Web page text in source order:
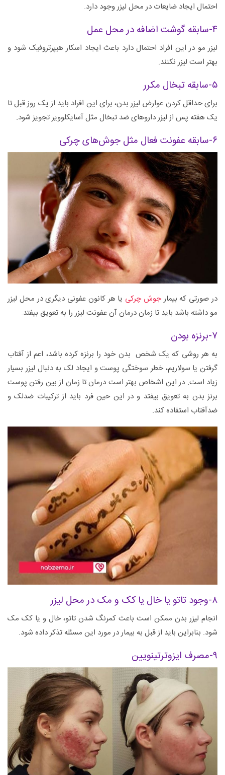
احتمال ایجاد ضایعات در محل لیزر وجود دارد.
۴-سابقه گوشت اضافه در محل عمل
لیزر مو در این افراد احتمال دارد باعث ایجاد اسکار هیپرتروفیک شود و
بهتر است لیزر نکنند.
۵-سابقه تبخال مکرر
برای حداقل کردن عوارض لیزر بدن، برای این افراد باید از یک روز قبل تا
یک هفته پس از لیزر داروهای ضد تبخال مثل آسایکلوویر تجویز شود.
۶-سابقه عفونت فعال مثل جوش‌های چرکی
در صورتی که بیمارجوش چرکی یا هر کانون عفونی دیگری در محل لیزر
مو داشته باشد باید تا زمان درمان آن عفونت لیزر را به تعویق بیفتد.
۷-برنزه بودن
به هر روشی که یک شخص بدن خود را برنزه کرده باشد، اعم از آفتاب
گرفتن یا سولاریم، خطر سوختگی پوست و ایجاد لک به دنبال لیزر بسیار
زیاد است. در این اشخاص بهتر است درمان تا زمان از بین رفتن پوست
برنز بدن به تعویق بیفتد و در این حین فرد باید از ترکیبات ضدلک و
ضدآفتاب استفاده کند.
۸-وجود تاتو یا خال یا کک و مک در محل لیزر
انجام لیزر بدن ممکن است باعث کمرنگ شدن تاتو، خال و یا کک مک
شود. بنابراین باید از قبل به بیمار در مورد این مسئله تذکر داده شود.
۹-مصرف ایزوترتینویین